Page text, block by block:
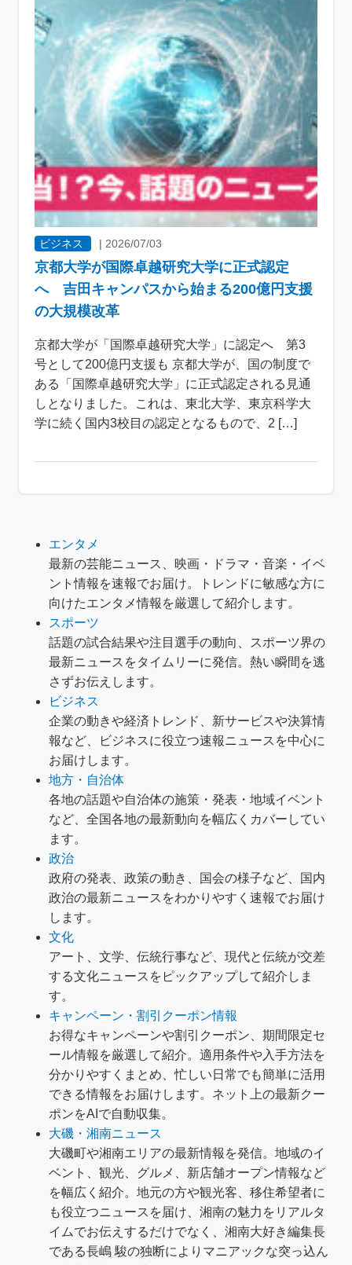
ビジネス |2026/07/03
京都大学が国際卓越研究大学に正式認定
へ 吉田キャンパスから始まる200億円支援
の大規模改革
京都大学が「国際卓越研究大学」に認定へ 第3
号として200億円支援も 京都大学が、国の制度で
ある「国際卓越研究大学」に正式認定される見通
しとなりました。これは、東北大学、東京科学大
学に続く国内3校目の認定となるもので、2 […]
エンタメ
最新の芸能ニュース、映画・ドラマ・音楽・イベ
ント情報を速報でお届け。トレンドに敏感な方に
向けたエンタメ情報を厳選して紹介します。
スポーツ
話題の試合結果や注目選手の動向、スポーツ界の
最新ニュースをタイムリーに発信。熱い瞬間を逃
さずお伝えします。
ビジネス
企業の動きや経済トレンド、新サービスや決算情
報など、ビジネスに役立つ速報ニュースを中心に
お届けします。
地方・自治体
各地の話題や自治体の施策・発表・地域イベント
など、全国各地の最新動向を幅広くカバーしてい
ます。
政治
政府の発表、政策の動き、国会の様子など、国内
政治の最新ニュースをわかりやすく速報でお届け
します。
文化
アート、文学、伝統行事など、現代と伝統が交差
する文化ニュースをピックアップして紹介しま
す。
キャンペーン・割引クーポン情報
お得なキャンペーンや割引クーポン、期間限定セ
ール情報を厳選して紹介。適用条件や入手方法を
分かりやすくまとめ、忙しい日常でも簡単に活用
できる情報をお届けします。ネット上の最新クー
ポンをAIで自動収集。
大磯・湘南ニュース
大磯町や湘南エリアの最新情報を発信。地域のイ
ベント、観光、グルメ、新店舗オープン情報など
を幅広く紹介。地元の方や観光客、移住希望者に
も役立つニュースを届け、湘南の魅力をリアルタ
イムでお伝えするだけでなく、湘南大好き編集長
である長嶋 駿の独断によりマニアックな突っ込ん